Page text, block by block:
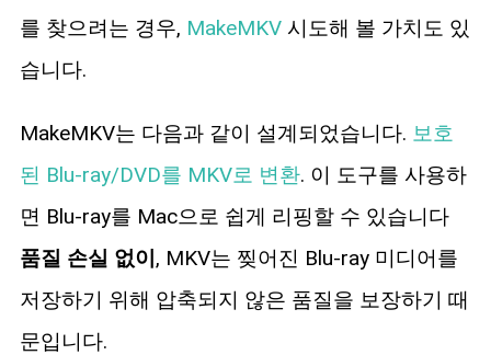
를 찾으려는 경우, MakeMKV시도해 볼 가치도 있
습니다.
MakeMKV는 다음과 같이 설계되었습니다. 보호
된 Blu-ray/DVD를 MKV로 변환. 이 도구를 사용하
면 Blu-ray를 Mac으로 쉽게 리핑할 수 있습니다
품질 손실 없이, MKV는 찢어진 Blu-ray 미디어를
저장하기 위해 압축되지 않은 품질을 보장하기 때
문입니다.